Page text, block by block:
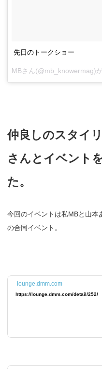
先日のトークショー
MBさん(@mb_knowermag)
仲良しのスタイ
さんとイベント
た。
今回のイベントは私MBと山本
の合同イベント。
lounge.dmm.com
https://lounge.dmm.com/detail/252/